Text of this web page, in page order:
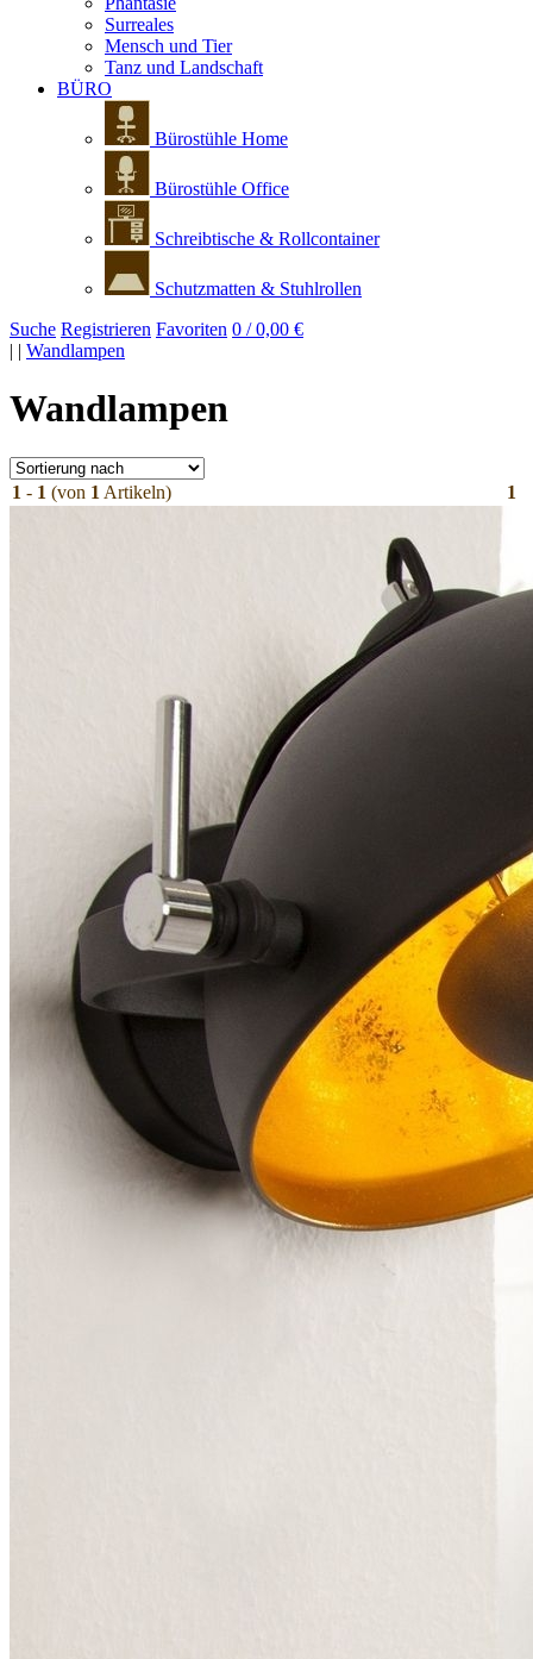
Surreales
Mensch und Tier
Tanz und Landschaft
BÜRO
Bürostühle Home
Bürostühle Office
Schreibtische & Rollcontainer
Schutzmatten & Stuhlrollen
Suche Registrieren Favoriten 0 / 0,00 €
| | Wandlampen
Wandlampen
1 - 1 (von 1 Artikeln) 1